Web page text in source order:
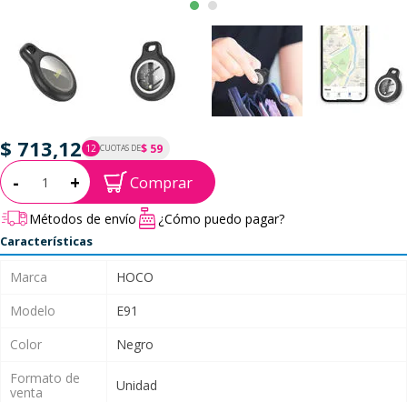
$ 713,12 12 CUOTAS DE$ 59
P.T.F. $ 713
Cantidad:
- + Comprar
Métodos de envío ¿Cómo puedo pagar?
Características
Marca
HOCO
Modelo
E91
Color
Negro
Formato de
venta
Unidad